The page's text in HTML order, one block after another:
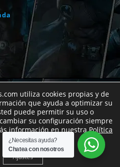
que buscas no
de whatsapp para
y Cómics 2026
utiliza cookies propias y de
que ayuda a optimizar su
puede permitir su uso o
su configuración siempre
información en nuestraPolítica
Ajustes
¿Necesitas ayuda?
Chatea con nosotros